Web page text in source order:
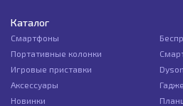
Каталог
Смартфоны
Портативные колонки
Игровые приставки
Dyson
Аксессуары
Новинки